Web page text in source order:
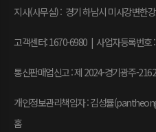
지사(사무실) : 경기 하남시 미사강변한
고객센터: 1670-6980 | 사업자등록번호
통신판매업신고 : 제 2024-경기광주-
개인정보관리책임자 : 김성률
홈